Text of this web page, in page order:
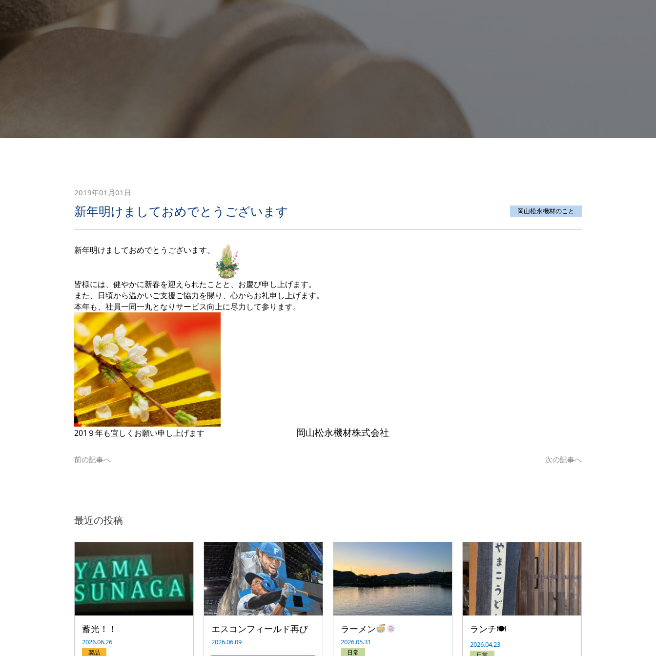
2019年01月01日
新年明けましておめでとうございます 岡山松永機材のこと
新年明けましておめでとうございます。
皆様には、健やかに新春を迎えられたことと、お慶び申し上げます。
また、日頃から温かいご支援ご協力を賜り、心からお礼申し上げます。
本年も、社員一同一丸となりサービス向上に尽力して参ります。
201９年も宜しくお願い申し上げます 岡山松永機材株式会社
前の記事へ 次の記事へ
最近の投稿
蓄光！！
2026.06.26
製品
エスコンフィールド再び
2026.06.09
ラーメン
2026.05.31
日常
ランチ🍽
2026.04.23